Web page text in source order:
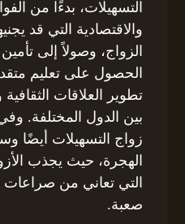
التسهيلات، بدءًا من
والاقتصادية التي قد
الزواج، وصولاً إلى
الحصول على تعليم
تطوير العلاقات
بين الدول المختلفة.
زواج التسهيلات أيضًا
الهجرة، حيث يجذب
التي تعاني من
صعبة.